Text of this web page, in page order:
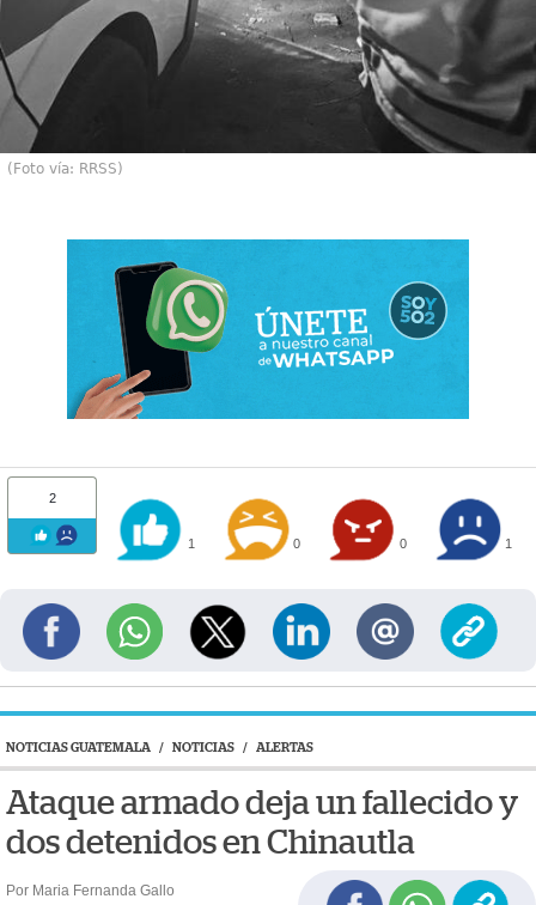
(Foto vía: RRSS)
2
1 0 0 1
NOTICIAS GUATEMALA / NOTICIAS / ALERTAS
Ataque armado deja un fallecido y
dos detenidos en Chinautla
Por Maria Fernanda Gallo